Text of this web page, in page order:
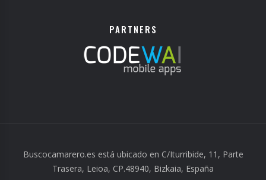
PARTNERS
Buscocamarero.es está ubicado en C/Iturribide, 11, Parte
Trasera, Leioa, CP.48940, Bizkaia, España